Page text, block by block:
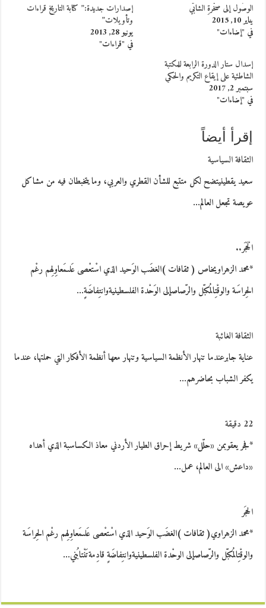
الوصُول إلى صخْرةِ الشابّي
يناير 10, 2015
في "إضاءات"
إصدارات جديدة:” كتابة التاريخ قراءات
وتأويلات”
يونيو 28, 2013
في "قراءات"
إسدال ستار الدورة الرابعة للمكتبة
الشاطئية على إيقاع التكريم والحكي
سبتمبر 2, 2017
في "إضاءات"
إقرأ أيضاً
الثقافة السياسية
سعيد يقطينيتضح لكل متتبع للشأن القطري والعربي، وما يتخبطان فيه من مشاكل
عويصة تجعل العالم…
الْحَجَر..
*محمد الزهراويخاص ( ثقافات )الغضَب الوَحيد الذي اسْتعْصى عَلىمَعاوِلِهم رغْم
الحِراسَة والوقْتِالمُكبّل والرّصاصإلى الوَحْدة الفلسطينيةوانتِفاضَةٍ…
الثقافة الغائبة
عناية جابرعندما تنهار الأنظمة السياسية وتنهار معها أنظمة الأفكار التي حملتها، عندما
يكفر الشباب بحاضرهم…
22 دقيقة
*فجر يعقوبمن «حلّل» شريط إحراق الطيار الأردني معاذ الكساسبة الذي أهداه
«داعش» الى العالم، عمل…
الحجَر
*محمد الزهراوي( ثقافات )الغضَب الوَحيد الذي اسْتعْصى عَلىمَعاوِلِهم رغْم الحِراسَة
والوقْتِالمُكبّل والرّصاصإلى الوحْدة الفلسطينيةوانتِفاضَةٍ قادِمةتَنْتابُني…